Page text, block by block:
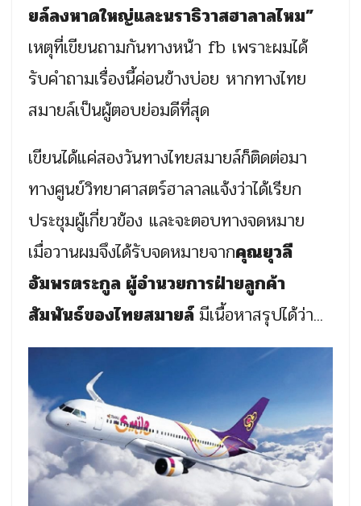
ยล์ลงหาดใหญ่และนราธิวาสฮาลาลไหม”
เหตุที่เขียนถามกันทางหน้า fb เพราะผมได้
รับคำถามเรื่องนี้ค่อนข้างบ่อย หากทางไทย
สมายล์เป็นผู้ตอบย่อมดีที่สุด
เขียนได้แค่สองวันทางไทยสมายล์ก็ติดต่อมา
ทางศูนย์วิทยาศาสตร์ฮาลาลแจ้งว่าได้เรียก
ประชุมผู้เกี่ยวข้อง และจะตอบทางจดหมาย
เมื่อวานผมจึงได้รับจดหมายจากคุณยุวลี
อัมพรตระกูล ผู้อำนวยการฝ่ายลูกค้า
สัมพันธ์ของไทยสมายล์ มีเนื้อหาสรุปได้ว่า...